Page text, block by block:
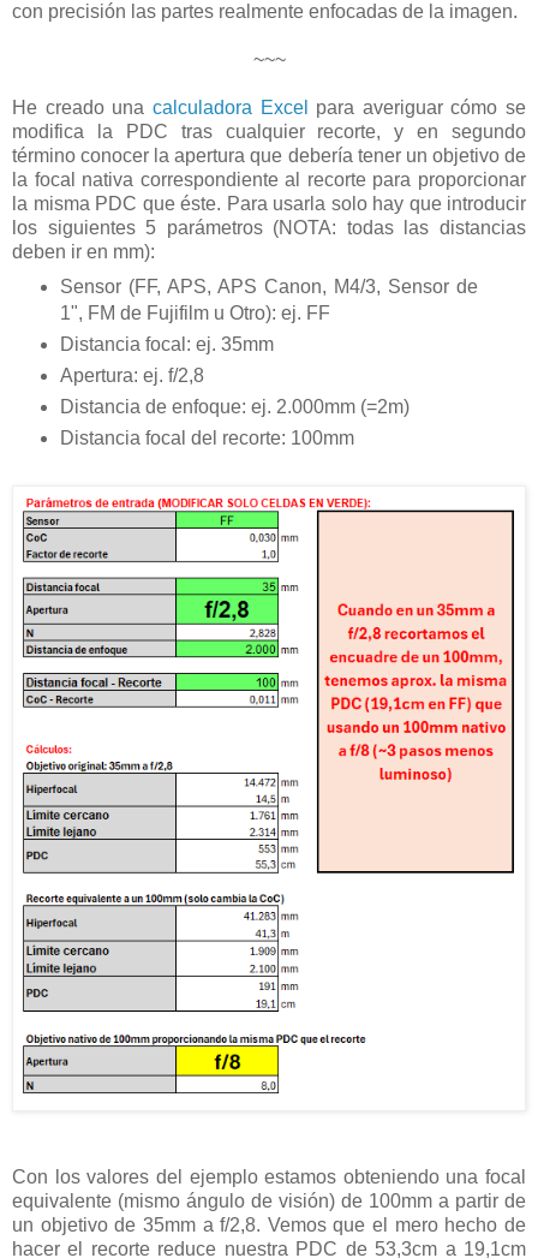
con precisión las partes realmente enfocadas de la imagen.
~~~
He creado una calculadora Excel
para averiguar cómo se
modifica la PDC tras cualquier recorte, y en segundo
término conocer la apertura que debería tener un objetivo de
la focal nativa correspondiente al recorte para proporcionar
la misma PDC que éste. Para usarla solo hay que introducir
los siguientes 5 parámetros (NOTA: todas las distancias
deben ir en mm):
Sensor (FF, APS, APS Canon, M4/3, Sensor de
1", FM de Fujifilm u Otro): ej. FF
Distancia focal: ej. 35mm
Apertura: ej. f/2,8
Distancia de enfoque: ej. 2.000mm (=2m)
Distancia focal del recorte: 100mm
Con los valores del ejemplo estamos obteniendo una focal
equivalente (mismo ángulo de visión) de 100mm a partir de
un objetivo de 35mm a f/2,8. Vemos que el mero hecho de
hacer el recorte reduce nuestra PDC de 53,3cm a 19,1cm